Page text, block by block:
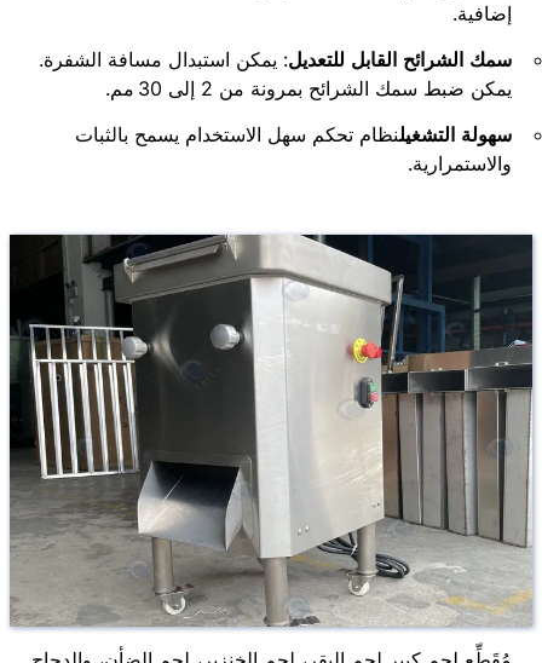
إضافية.
سمك الشرائح القابل للتعديل: يمكن استبدال مسافة الشفرة.
يمكن ضبط سمك الشرائح بمرونة من 2 إلى 30 مم.
سهولة التشغيلنظام تحكم سهل الاستخدام يسمح بالثبات
والاستمرارية.